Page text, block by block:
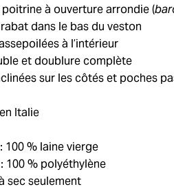
poitrine à ouverture arrondie (
dans le bas du veston
à l’intérieur
et doublure complète
sur les côtés et poches
Italie
100 % laine vierge
100 % polyéthylène
sec seulement